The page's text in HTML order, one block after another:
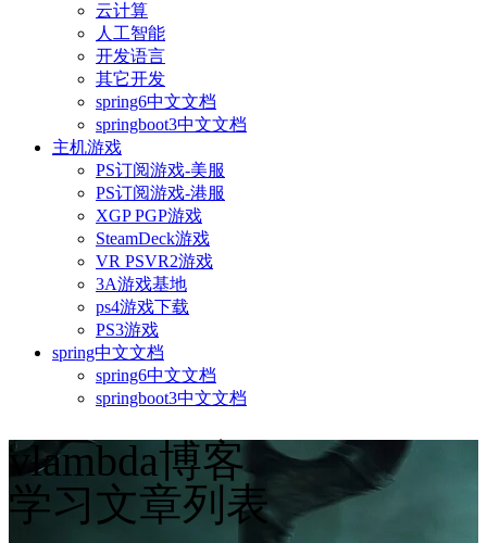
云计算
人工智能
开发语言
其它开发
spring6中文文档
springboot3中文文档
主机游戏
PS订阅游戏-美服
PS订阅游戏-港服
XGP PGP游戏
SteamDeck游戏
VR PSVR2游戏
3A游戏基地
ps4游戏下载
PS3游戏
spring中文文档
spring6中文文档
springboot3中文文档
vlambda博客
学习文章列表